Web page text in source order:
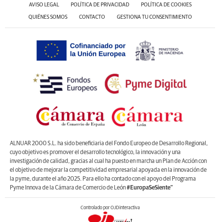
AVISO LEGAL POLÍTICA DE PRIVACIDAD POLÍTICA DE COOKIES
QUIÉNES SOMOS CONTACTO GESTIONA TU CONSENTIMIENTO
ALNUAR 2000 S.L. ha sido beneficiaria del Fondo Europeo de Desarrollo Regional,
cuyo objetivo es promover el desarrollo tecnológico, la innovación y una
investigación de calidad, gracias al cual ha puesto en marcha un Plan de Acción con
el objetivo de mejorar la competitividad empresarial apoyada en la innovación de
la pyme, durante el año 2025. Para ello ha contado con el apoyo del Programa
Pyme Innova de la Cámara de Comercio de León#EuropaSeSiente”
Controlado por OJDinteractiva